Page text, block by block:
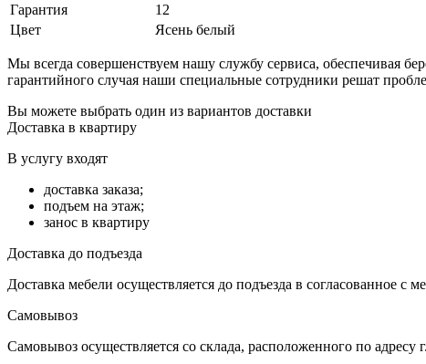
Гарантия
12
Цвет
Ясень белый
Мы всегда совершенствуем нашу службу сервиса, обеспечивая
гарантийного случая наши специальные сотрудники решат
Вы можете выбрать один из вариантов доставки
Доставка в квартиру
В услугу входят
доставка заказа;
подъем на этаж;
занос в квартиру
Доставка до подъезда
Доставка мебели осуществляется до подъезда в согласованное с
Самовывоз
Самовывоз осуществляется со склада, расположенного по